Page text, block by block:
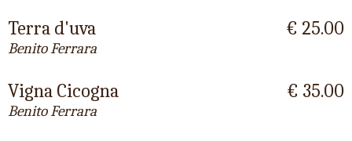
Terra d'uva
Benito Ferrara
€ 25.00
Vigna Cicogna
Benito Ferrara
€ 35.00